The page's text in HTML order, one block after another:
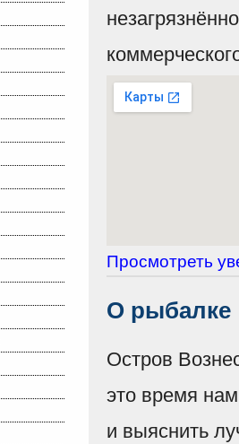
Просмотреть
О рыбалке
Остров
это время
и выяснить